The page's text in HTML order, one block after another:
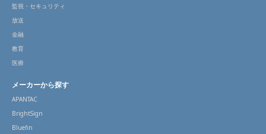
監視・セキュリティ
放送
金融
教育
医療
メーカーから探す
APANTAC
BrightSign
Bluefin